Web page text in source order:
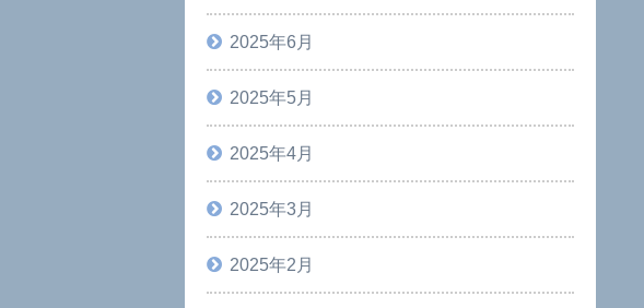
2025年6月
2025年5月
2025年4月
2025年3月
2025年2月